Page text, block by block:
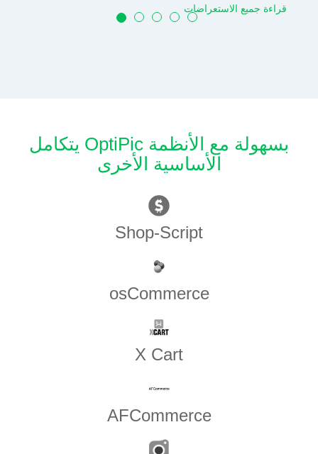
قراءة جميع الاستعراضات
يتكامل OptiPic بسهولة مع الأنظمة
الأساسية الأخرى
Shop-Script
osCommerce
X Cart
AFCommerce